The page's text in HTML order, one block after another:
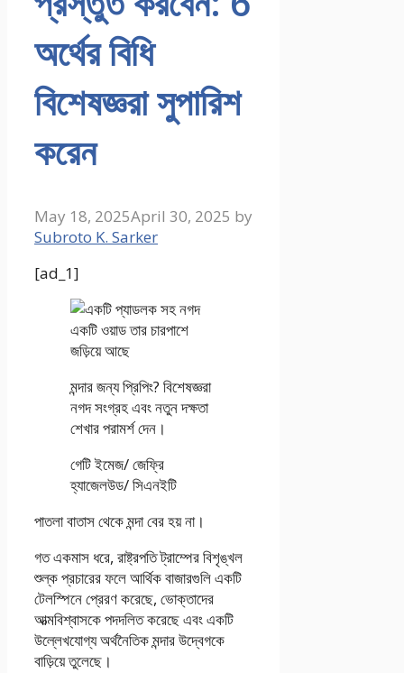
অর্থের বিধি
বিশেষজ্ঞরা সুপারিশ
করেন
May 18, 2025April 30, 2025 by
Subroto K. Sarker
[ad_1]
মন্দার জন্য প্রিপিং? বিশেষজ্ঞরা
নগদ সংগ্রহ এবং নতুন দক্ষতা
শেখার পরামর্শ দেন।
গেটি ইমেজ/ জেফ্রি
হ্যাজেলউড/ সিএনইটি
পাতলা বাতাস থেকে মন্দা বের হয় না।
গত একমাস ধরে, রাষ্ট্রপতি ট্রাম্পের বিশৃঙ্খল
শুল্ক প্রচারের ফলে আর্থিক বাজারগুলি একটি
টেলস্পিনে প্রেরণ করেছে, ভোক্তাদের
আত্মবিশ্বাসকে পদদলিত করেছে এবং একটি
উল্লেখযোগ্য অর্থনৈতিক মন্দার উদ্বেগকে
বাড়িয়ে তুলেছে।